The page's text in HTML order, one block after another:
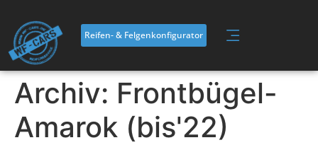
springen
Reifen- & Felgenkonfigurator
Archiv: Frontbügel-
Amarok (bis'22)